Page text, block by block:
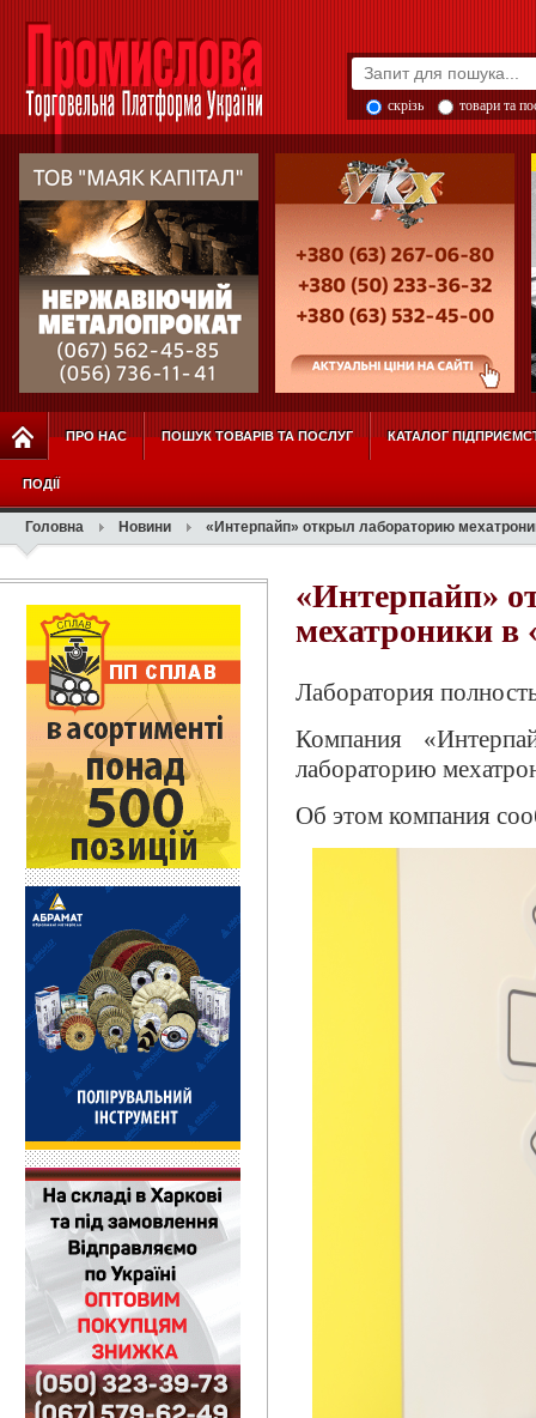
скрізь товари та
ПРО НАС ПОШУК ТОВАРІВ ТА ПОСЛУГ КАТАЛОГ
ПОДІЇ
Головна Новини «Интерпайп» открыл лабораторию
«Интерпайп»
мехатроники в
Лаборатория
Компания
лабораторию
Об этом компания